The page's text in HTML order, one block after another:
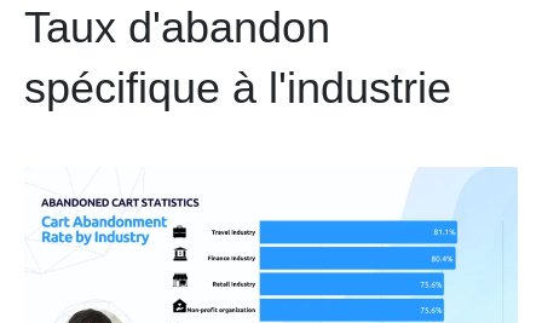
Taux d'abandon
spécifique à l'industrie